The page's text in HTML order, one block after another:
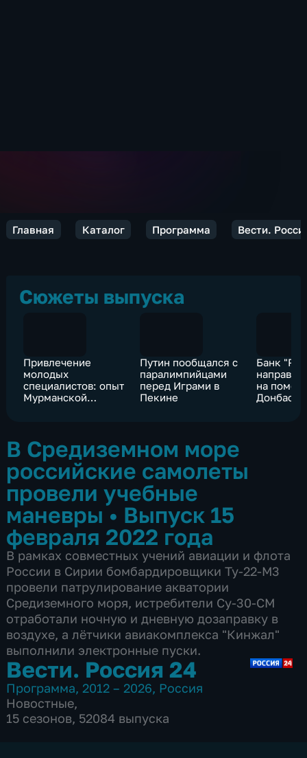
Главная Каталог Программа Вести.
Сюжеты выпуска
Привлечение
молодых
специалистов: опыт
Мурманской
Путин пообщался с
паралимпийцами
перед Играми в
Пекине
Банк
на
Донбасса
В Средиземном море
российские самолеты
провели учебные
маневры• Выпуск 15
февраля 2022 года
В рамках совместных учений авиации и флота
России в Сирии бомбардировщики Ту-22-М3
провели патрулирование акватории
Средиземного моря, истребители Су-30-СМ
отработали ночную и дневную дозаправку в
воздухе, а лётчики авиакомплекса "Кинжал"
выполнили электронные пуски.
Вести. Россия 24
Программа, 2012 – 2026, Россия
Новостные,
15 сезонов, 52084 выпуска